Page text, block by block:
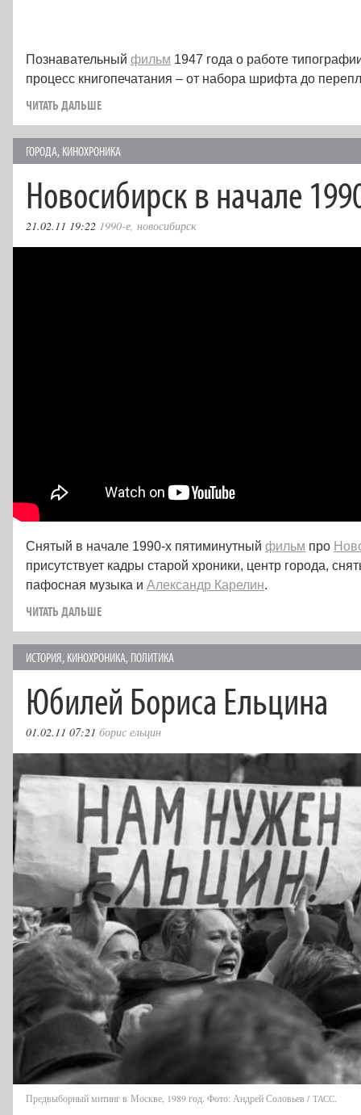
Познавательный фильм 1947 года о работе
процесс книгопечатания – от набора шрифта до
ЧИТАТЬ ДАЛЬШЕ
ГОРОДА, КИНОХРОНИКА
Новосибирск в начале
21.02.11 19:22 1990-е, новосибирск
Снятый в начале 1990‑х пятиминутный фильм про
присутствует кадры старой хроники, центр города,
пафосная музыка и Александр Карелин.
ЧИТАТЬ ДАЛЬШЕ
ИСТОРИЯ, КИНОХРОНИКА, ПОЛИТИКА
Юбилей Бориса Ельцина
01.02.11 07:21 борис ельцин
Предвыборный митинг в Москве, 1989 год. Фото: Андрей Соловьев / ТАСС